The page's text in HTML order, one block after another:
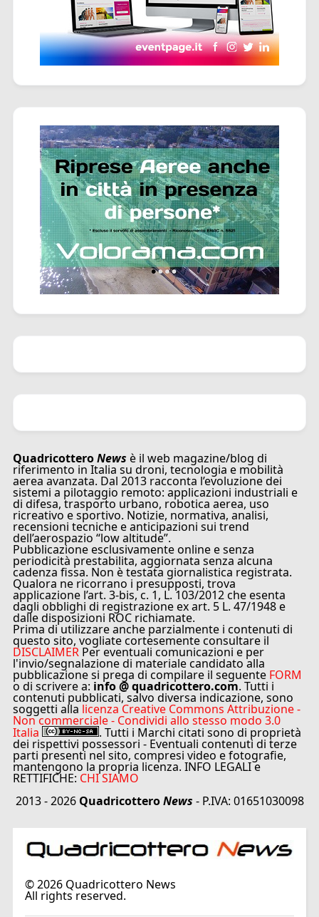
QuadricotteroNews è il web magazine/blog di
riferimento in Italia su droni, tecnologia e mobilità
aerea avanzata. Dal 2013 racconta l’evoluzione dei
sistemi a pilotaggio remoto: applicazioni industriali e
di difesa, trasporto urbano, robotica aerea, uso
ricreativo e sportivo. Notizie, normativa, analisi,
recensioni tecniche e anticipazioni sui trend
dell’aerospazio “low altitude”.
Pubblicazione esclusivamente online e senza
periodicità prestabilita, aggiornata senza alcuna
cadenza fissa. Non è testata giornalistica registrata.
Qualora ne ricorrano i presupposti, trova
applicazione l’art. 3-bis, c. 1, L. 103/2012 che esenta
dagli obblighi di registrazione ex art. 5 L. 47/1948 e
dalle disposizioni ROC richiamate.
Prima di utilizzare anche parzialmente i contenuti di
questo sito, vogliate cortesemente consultare il
DISCLAIMER Per eventuali comunicazioni e per
l'invio/segnalazione di materiale candidato alla
pubblicazione si prega di compilare il seguente FORM
o di scrivere a: info @ quadricottero.com. Tutti i
contenuti pubblicati, salvo diversa indicazione, sono
soggetti alla licenza Creative Commons Attribuzione -
Non commerciale - Condividi allo stesso modo 3.0
Italia . Tutti i Marchi citati sono di proprietà
dei rispettivi possessori - Eventuali contenuti di terze
parti presenti nel sito, compresi video e fotografie,
mantengono la propria licenza. INFO LEGALI e
RETTIFICHE: CHI SIAMO
2013 - 2026 QuadricotteroNews - P.IVA: 01651030098
©2026Quadricottero News
All rights reserved.